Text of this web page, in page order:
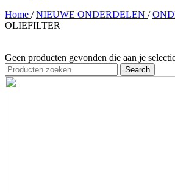
Home / NIEUWE ONDERDELEN /
OLIEFILTER
Geen producten gevonden die aan je
Search